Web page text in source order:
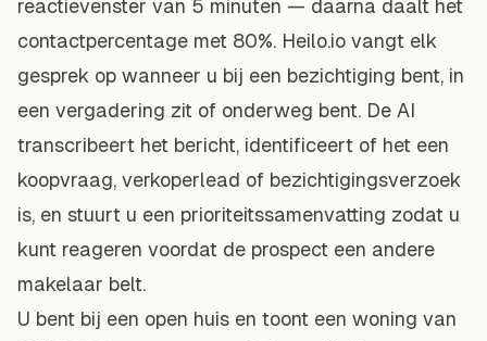
reactievenster van 5 minuten — daarna daalt het
contactpercentage met 80%. Heilo.io vangt elk
gesprek op wanneer u bij een bezichtiging bent, in
een vergadering zit of onderweg bent. De AI
transcribeert het bericht, identificeert of het een
koopvraag, verkoperlead of bezichtigingsverzoek
is, en stuurt u een prioriteitssamenvatting zodat u
kunt reageren voordat de prospect een andere
makelaar belt.
U bent bij een open huis en toont een woning van